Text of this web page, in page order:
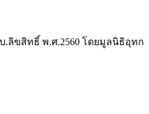
.ลิขสิทธิ์ พ.ศ.2560 โดยมูลนิธิอุทก